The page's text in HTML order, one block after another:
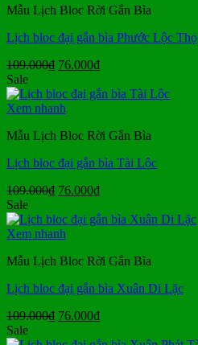
Mẫu Lịch Bloc Rời Gắn Bìa
Lịch bloc đại gắn bìa Phước Lộc Thọ
109.000₫ Giá
là:
109.000₫.
76.000₫Giá
tại
Sale
Xem nhanh
Mẫu Lịch Bloc Rời Gắn Bìa
Lịch bloc đại gắn bìa Tài Lộc
109.000₫ Giá
là:
109.000₫.
76.000₫Giá
tại
Sale
Xem nhanh
Mẫu Lịch Bloc Rời Gắn Bìa
Lịch bloc đại gắn bìa Xuân Di Lặc
109.000₫ Giá
76.000₫Giá
Sale